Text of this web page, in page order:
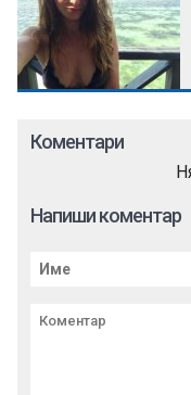
Коментари
Напиши коментар